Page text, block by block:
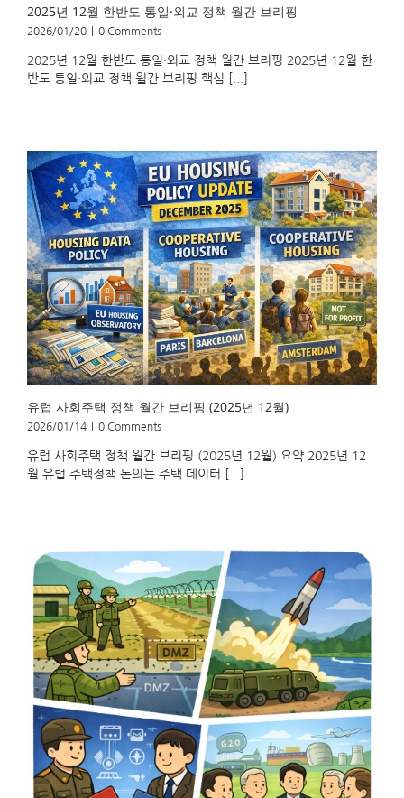
2025년 12월 한반도 통일·외교 정책 월간 브리핑
2026/01/20 0 Comments
2025년 12월 한반도 통일·외교 정책 월간 브리핑 2025년 12월 한
반도 통일·외교 정책 월간 브리핑 핵심 [...]
유럽 사회주택 정책 월간 브리핑 (2025년 12월)
2026/01/14 0 Comments
유럽 사회주택 정책 월간 브리핑 (2025년 12월) 요약 2025년 12
월 유럽 주택정책 논의는 주택 데이터 [...]